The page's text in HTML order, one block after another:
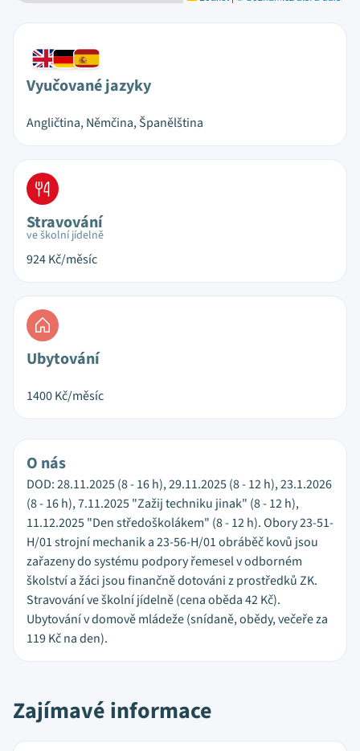
Vyučované jazyky
Angličtina, Němčina, Španělština
Stravování
ve školní jídelně
924Kč/měsíc
Ubytování
1400Kč/měsíc
O nás
DOD: 28.11.2025 (8 - 16 h), 29.11.2025 (8 - 12 h), 23.1.2026
(8 - 16 h), 7.11.2025 "Zažij techniku jinak" (8 - 12 h),
11.12.2025 "Den středoškolákem" (8 - 12 h). Obory 23-51-
H/01 strojní mechanik a 23-56-H/01 obráběč kovů jsou
zařazeny do systému podpory řemesel v odborném
školství a žáci jsou finančně dotováni z prostředků ZK.
Stravování ve školní jídelně (cena oběda 42 Kč).
Ubytování v domově mládeže (snídaně, obědy, večeře za
119 Kč na den).
Zajímavé informace